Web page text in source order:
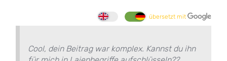
übersetzt mit
Cool, dein Beitrag war komplex. Kannst du ihn